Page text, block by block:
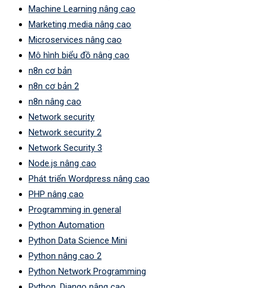
Machine Learning nâng cao
Marketing media nâng cao
Microservices nâng cao
Mô hình biểu đồ nâng cao
n8n cơ bản
n8n cơ bản 2
n8n nâng cao
Network security
Network security 2
Network Security 3
Node.js nâng cao
Phát triển Wordpress nâng cao
PHP nâng cao
Programming in general
Python Automation
Python Data Science Mini
Python nâng cao 2
Python Network Programming